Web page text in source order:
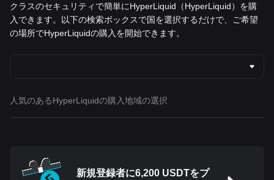
クラスのセキュリティで簡単にHyperLiquid（HyperLiquid）を購
入できます。以下の検索ボックスで国を選択するだけで、ご希望
の場所でHyperLiquidの購入を開始できます。
人気のあるHyperLiquidの購入地域の選択
新規登録者に6,200 USDTをプ